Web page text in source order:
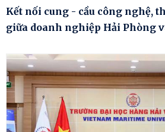
Kết nối cung - cầu công nghệ,
giữa doanh nghiệp Hải Phòng